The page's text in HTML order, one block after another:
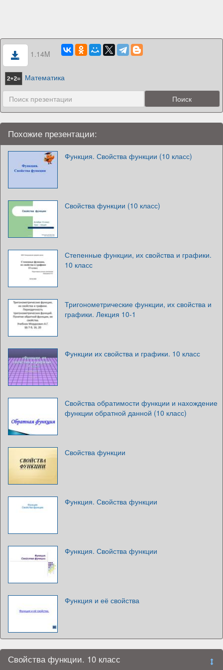
1.14M
Математика
Похожие презентации:
Функция. Свойства функции (10 класс)
Свойства функции (10 класс)
Степенные функции, их свойства и графики.
10 класс
Тригонометрические функции, их свойства и
графики. Лекция 10-1
Функции их свойства и графики. 10 класс
Свойства обратимости функции и нахождение
функции обратной данной (10 класс)
Свойства функции
Функция. Свойства функции
Функция. Свойства функции
Функция и её свойства
Свойства функции. 10 класс